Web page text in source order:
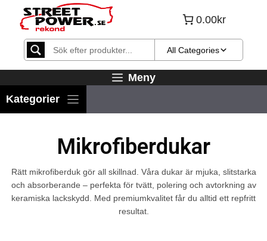
Hoppa
innehåll
0.00kr
All Categories
Meny
Mikrofiberdukar
Rätt mikrofiberduk gör all skillnad. Våra dukar är mjuka, slitstarka
och absorberande – perfekta för tvätt, polering och avtorkning av
keramiska lackskydd. Med premiumkvalitet får du alltid ett repfritt
resultat.